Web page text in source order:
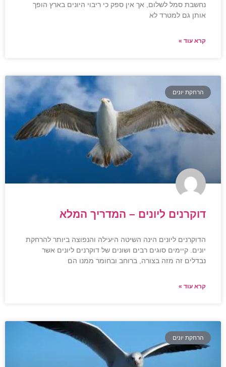
נחשבת סמל לשלום, אך אין ספק כי ריבוי היונים בארץ הופך
אותן גם למטרד לא
קרא עוד »
הרחקת יונים
דוקרנים ליונים – המדריך המלא
הדוקרנים ליונים הינה השיטה היעילה והנפוצה ביותר להרחקת
יונים. קיימים סוגים רבים ושונים של דוקרנים ליונים אשר
נבדלים זה מזה בצורה, ברוחב ובחומר ממנו הם
קרא עוד »
הרחקת יונים